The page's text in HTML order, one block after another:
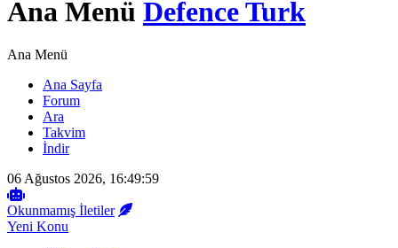
Ana Menü Defence Turk
Ana Menü
Ana Sayfa
Forum
Ara
Takvim
İndir
06 Ağustos 2026, 16:49:59
Okunmamış İletiler
Yeni Konu